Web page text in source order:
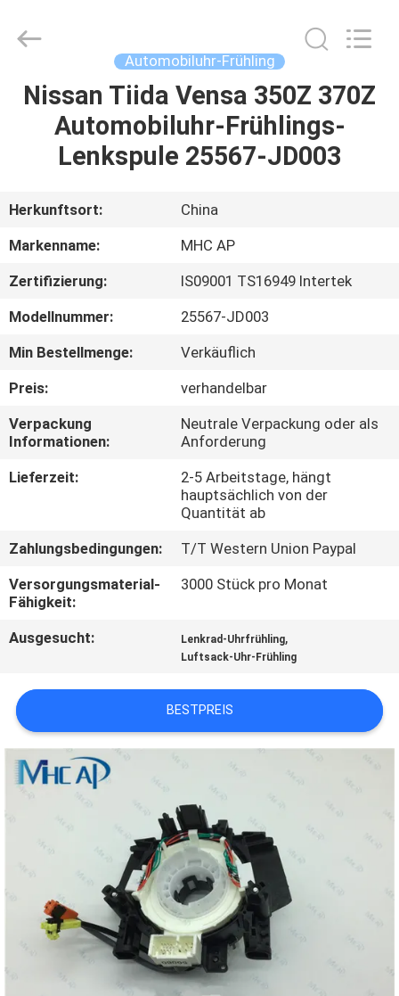
HEIM
PRODUKTE
ÜBER
UNS
FABRIK-
AUSFLUG
QUALITÄTSKONTROLLE
KONTAKTIERE
UNS
SIE
EIN
ZITAT
PRIVACY
POLICY
Parts
Limited.
Automobiluhr-Frühling
Nissan Tiida Vensa 350Z 370Z
Automobiluhr-Frühlings-
Lenkspule 25567-JD003
Herkunftsort:
China
Markenname:
MHC AP
Zertifizierung:
IS09001 TS16949 Intertek
Modellnummer:
25567-JD003
Min Bestellmenge:
Verkäuflich
Preis:
verhandelbar
Verpackung
Informationen:
Neutrale Verpackung oder als
Anforderung
Lieferzeit:
2-5 Arbeitstage, hängt
hauptsächlich von der
Quantität ab
Zahlungsbedingungen:
T/T Western Union Paypal
Versorgungsmaterial-
Fähigkeit:
3000 Stück pro Monat
Ausgesucht: Lenkrad-Uhrfrühling,
Luftsack-Uhr-Frühling
BESTPREIS